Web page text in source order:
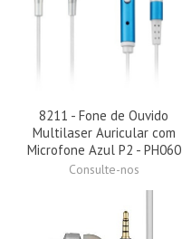
8211 - Fone de Ouvido
Multilaser Auricular com
Microfone Azul P2 - PH060
Consulte-nos